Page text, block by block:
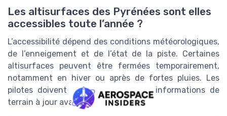
Les altisurfaces des Pyrénées sont elles
accessibles toute l’année ?
L’accessibilité dépend des conditions météorologiques,
de l’enneigement et de l’état de la piste. Certaines
altisurfaces peuvent être fermées temporairement,
notamment en hiver ou après de fortes pluies. Les
pilotes doivent toujours vérifier les informations de
terrain à jour avant de planifier un vol.